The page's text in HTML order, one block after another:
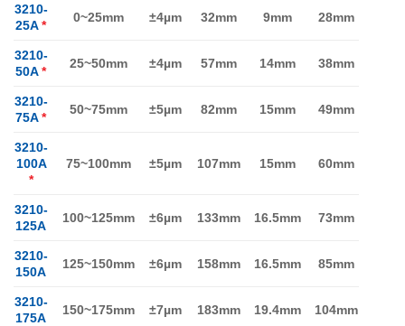
3210-
25A*
0~25mm ±4µm 32mm 9mm 28mm
3210-
50A *
25~50mm ±4µm 57mm 14mm 38mm
3210-
75A *
50~75mm ±5µm 82mm 15mm 49mm
3210-
100A
*
75~100mm ±5µm 107mm 15mm 60mm
3210-
125A
100~125mm ±6µm 133mm 16.5mm 73mm
3210-
150A
125~150mm ±6µm 158mm 16.5mm 85mm
3210-
175A
150~175mm ±7µm 183mm 19.4mm 104mm